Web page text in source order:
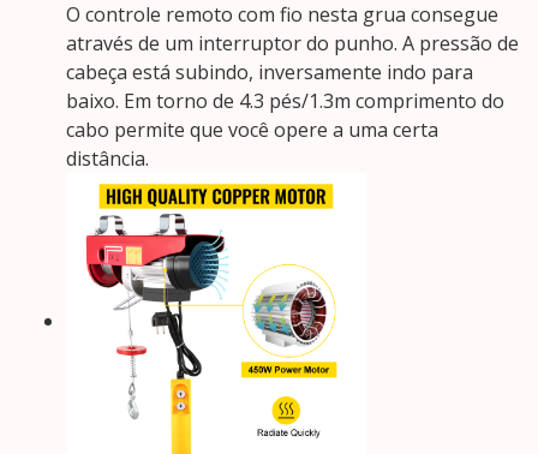
O controle remoto com fio nesta grua consegue
através de um interruptor do punho. A pressão de
cabeça está subindo, inversamente indo para
baixo. Em torno de 4.3 pés/1.3m comprimento do
cabo permite que você opere a uma certa
distância.